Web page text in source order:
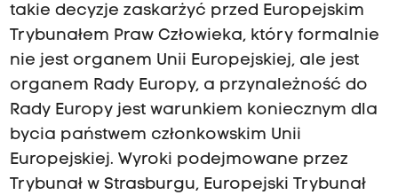
takie decyzje zaskarżyć przed Europejskim
Trybunałem Praw Człowieka, który formalnie
nie jest organem Unii Europejskiej, ale jest
organem Rady Europy, a przynależność do
Rady Europy jest warunkiem koniecznym dla
bycia państwem członkowskim Unii
Europejskiej. Wyroki podejmowane przez
Trybunał w Strasburgu, Europejski Trybunał